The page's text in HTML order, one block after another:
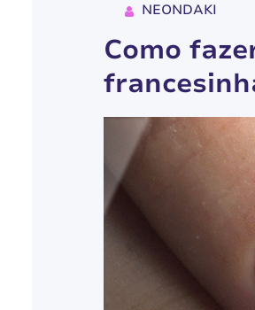
NEONDAKI
Como